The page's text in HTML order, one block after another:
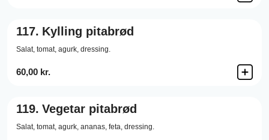
117. Kylling pitabrød
Salat, tomat, agurk, dressing.
60,00 kr.
119. Vegetar pitabrød
Salat, tomat, agurk, ananas, feta, dressing.